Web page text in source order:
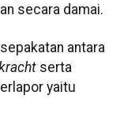
secara damai.
antara
serta
yaitu